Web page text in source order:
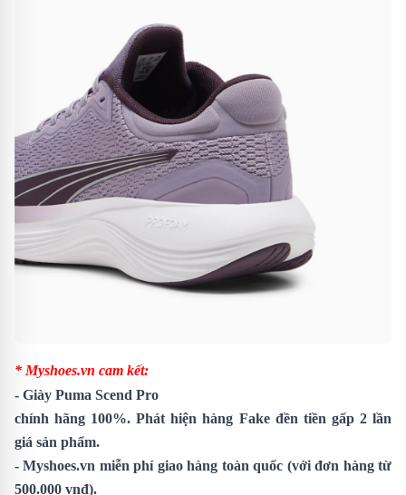
* Myshoes.vn cam kết:
- Giày Puma Scend Pro
chính hãng 100%. Phát hiện hàng Fake đền tiền gấp 2 lần
giá sản phẩm.
- Myshoes.vn miễn phí giao hàng toàn quốc (với đơn hàng từ
500.000 vnđ).